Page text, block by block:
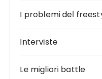
I problemi del
Interviste
Le migliori battle